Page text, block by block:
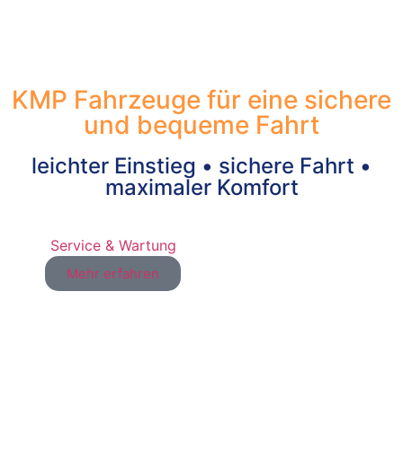
KMP Fahrzeuge für eine sichere
und bequeme Fahrt
leichter Einstieg • sichere Fahrt •
maximaler Komfort
Service & Wartung
Mehr erfahren